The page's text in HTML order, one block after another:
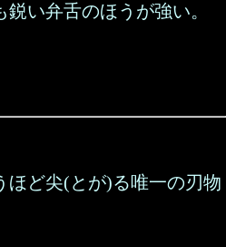
い弁舌のほうが強い。
ほど尖(とが)る唯一の刃物